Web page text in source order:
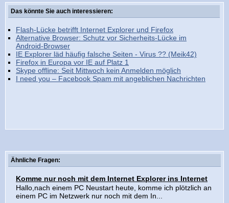
Das könnte Sie auch interessieren:
Flash-Lücke betrifft Internet Explorer und Firefox
Alternative Browser: Schutz vor Sicherheits-Lücke im
Android-Browser
IE Explorer läd häufig falsche Seiten - Virus ?? (Meik42)
Firefox in Europa vor IE auf Platz 1
Skype offline: Seit Mittwoch kein Anmelden möglich
I need you – Facebook Spam mit angeblichen Nachrichten
Ähnliche Fragen:
Komme nur noch mit dem Internet Explorer ins Internet
Hallo,nach einem PC Neustart heute, komme ich plötzlich an
einem PC im Netzwerk nur noch mit dem In...